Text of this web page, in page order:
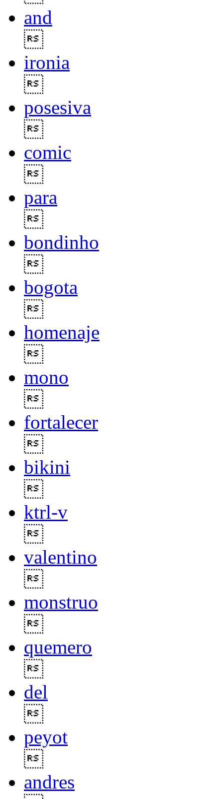
and
ironia
posesiva
comic
para
bondinho
bogota
homenaje
mono
fortalecer
bikini
ktrl-v
valentino
monstruo
quemero
del
peyot
andres